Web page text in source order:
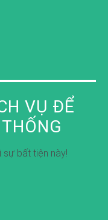
VỤ ĐỂ
sự bất tiện này!